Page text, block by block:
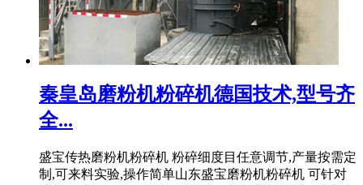
秦皇岛磨粉机粉碎机德国技术,型号齐
全...
盛宝传热磨粉机粉碎机 粉碎细度目任意调节,产量按需定
制,可来料实验,操作简单山东盛宝磨粉机粉碎机 可针对